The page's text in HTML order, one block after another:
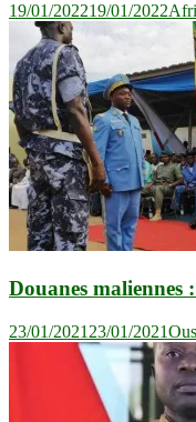
19/01/202219/01/2022
Douanes maliennes
23/01/2021 23/01/2021